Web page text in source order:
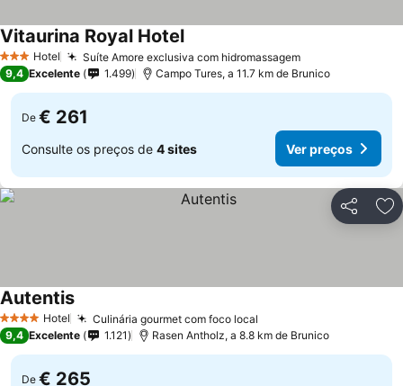
3 EstrelasHotel Suíte Amore exclusiva com hidromassagemVer preços
Vitaurina Royal HotelVer preços
9,4 Excelente 1.499 Campo Tures, a 11.7 km de Brunico
De € 261
Consulte os preços de 4 sites Ver preços
Partilhar
4 EstrelasHotel Culinária gourmet com foco local
AutentisVer preços
9,4 Excelente 1.121 Rasen Antholz, a 8.8 km de Brunico
De € 265